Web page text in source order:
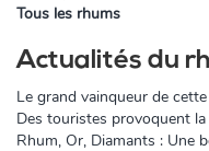
Tous les rhums
Actualités du
Le grand vainqueur de
Des touristes provoquent
Rhum, Or, Diamants : Une